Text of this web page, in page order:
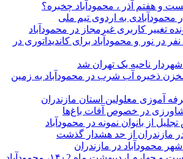
و هفتم آذر ، محمودآباد چخبره؟
محمودآبادی به اردوی تیم ملی
پیش ثبت نام 75 نفر در نور و محمودآباد برای کاندیداتوری در
ناحیه یک تهران شد
احداث ۴ مخزن ذخیره آب شرب در محمودآباد به زمین
آموزی معلولین استان مازندران
در خصوص آفات باغ‌ها
از بانوان نمونه در محمودآباد
در مازندران از حد هشدار گذشت
محمودآباد در مازندران